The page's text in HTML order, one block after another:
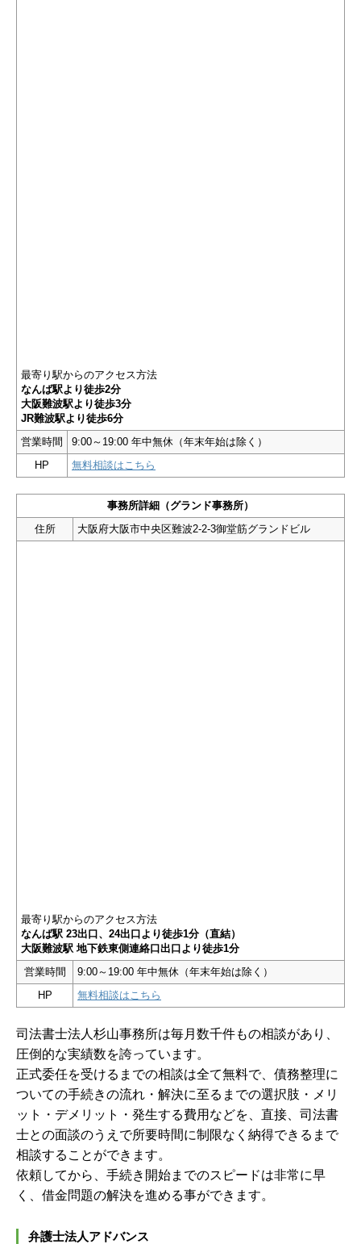
最寄り駅からのアクセス方法
なんば駅より徒歩2分
大阪難波駅より徒歩3分
JR難波駅より徒歩6分
営業時間
9:00～19:00 年中無休（年末年始は除く）
HP
無料相談はこちら
事務所詳細（グランド事務所）
住所
大阪府大阪市中央区難波2-2-3御堂筋グランドビル
最寄り駅からのアクセス方法
なんば駅 23出口、24出口より徒歩1分（直結）
大阪難波駅 地下鉄東側連絡口出口より徒歩1分
営業時間
9:00～19:00 年中無休（年末年始は除く）
HP
無料相談はこちら
司法書士法人杉山事務所は毎月数千件もの相談があり、
圧倒的な実績数を誇っています。
正式委任を受けるまでの相談は全て無料で、債務整理に
ついての手続きの流れ・解決に至るまでの選択肢・メリ
ット・デメリット・発生する費用などを、直接、司法書
士との面談のうえで所要時間に制限なく納得できるまで
相談することができます。
依頼してから、手続き開始までのスピードは非常に早
く、借金問題の解決を進める事ができます。
弁護士法人アドバンス